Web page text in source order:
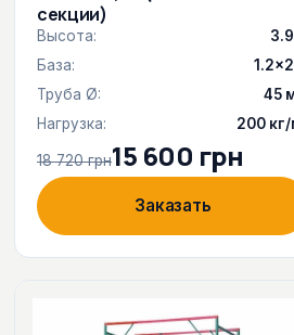
секции)
Высота:
База:
Труба Ø:
45
Нагрузка:
200
18 720 грн15 600 грн
Заказать